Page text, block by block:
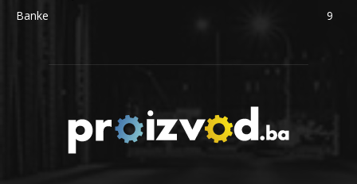
Banke
9